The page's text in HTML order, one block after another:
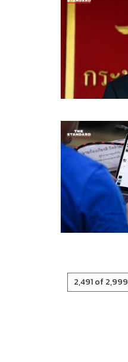
2,491 of 2,999